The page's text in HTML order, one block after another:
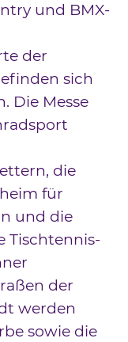
und BMX-
der
sich
Die Messe
die
für
und die
Tischtennis-
der
werden
sowie die